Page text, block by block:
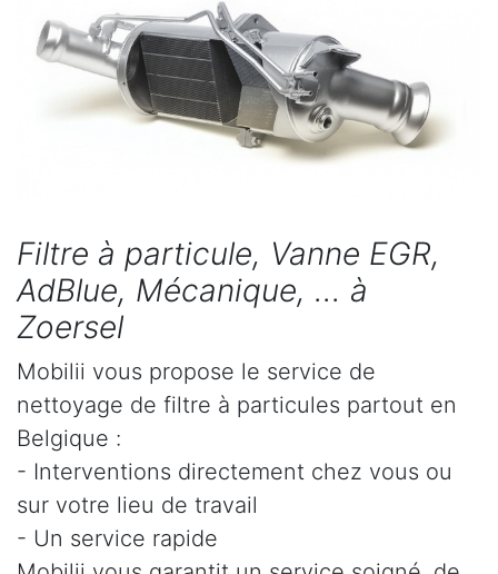
Filtre à particule, Vanne EGR,
AdBlue, Mécanique, ... à
Zoersel
Mobilii vous propose le service de
nettoyage de filtre à particules partout en
Belgique :
- Interventions directement chez vous ou
sur votre lieu de travail
- Un service rapide